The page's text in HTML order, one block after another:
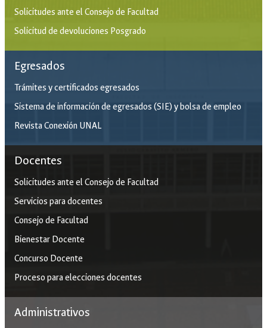
Solicitudes ante el Consejo de Facultad
Solicitud de devoluciones Posgrado
Egresados
Trámites y certificados egresados
Sistema de información de egresados (SIE) y bolsa de empleo
Revista Conexión UNAL
Docentes
Solicitudes ante el Consejo de Facultad
Servicios para docentes
Consejo de Facultad
Bienestar Docente
Concurso Docente
Proceso para elecciones docentes
Administrativos